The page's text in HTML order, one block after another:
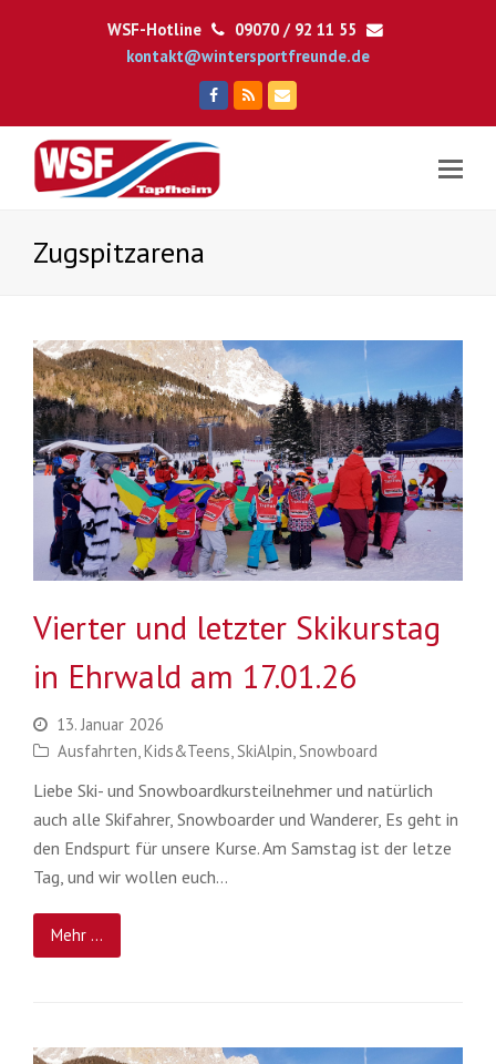
WSF-Hotline
09070 / 92 11 55
kontakt@wintersportfreunde.de
Facebook
RSS E-
Mail
Zugspitzarena
Vierter und letzter Skikurstag
in Ehrwald am 17.01.26
13. Januar 2026
Ausfahrten,Kids&Teens,SkiAlpin,Snowboard
Liebe Ski- und Snowboardkursteilnehmer und natürlich
auch alle Skifahrer, Snowboarder und Wanderer, Es geht in
den Endspurt für unsere Kurse. Am Samstag ist der letze
Tag, und wir wollen euch…
Mehr ...